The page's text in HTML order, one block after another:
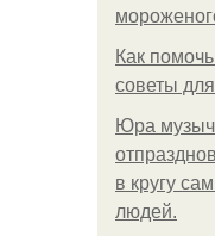
Как
советы
Юра
в кругу
людей.